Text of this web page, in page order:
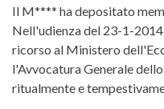
Il M**** ha depositato
Nell'udienza del 23-1-
ricorso al Ministero
l'Avvocatura Generale
ritualmente e